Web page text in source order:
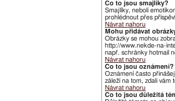
Co to jsou smajlíky?
Smajlíky, neboli
prohlédnout přes
Návrat nahoru
Mohu přidávat
Obrázky se mohou
http://www.nekde-na-
např. schránky hotmail
Návrat nahoru
Co to jsou oznámení?
Oznámení často
záleží na tom, zdali vám
Návrat nahoru
Co to jsou důležitá